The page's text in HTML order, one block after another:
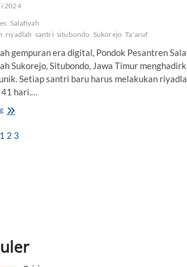
2024
Salafiyah
riyadlah santri situbondo Sukorejo Ta'aruf
gempuran era digital, Pondok Pesantren
Sukorejo, Situbondo, Jawa Timur
Setiap santri baru harus melakukan
41 hari.…
d
n
1 2 3